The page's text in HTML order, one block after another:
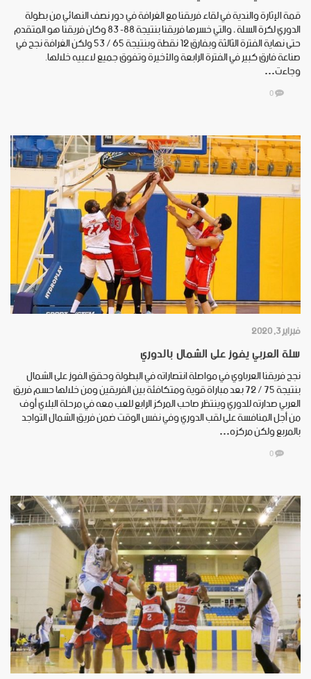
قمة الإثارة والندية في لقاء فريقنا مع الغرافة في دور نصف النهائي من بطولة
الدوري لكرة السلة ، والتي خسرها فريقنا بنتيجة 88- 83 وكان فريقنا هو المتقدم
حتى نهاية الفترة الثالثة وبفارق 12 نقطة وبنتيجة 65 /‏ 53 ولكن الغرافة نجح في
صناعة فارق كبير في الفترة الرابعة والأخيرة وتفوق جميع لاعبيه خلالها.
وجاءت…
0
فبراير 3, 2020
سلة العربي يفوز على الشمال بالدوري
نجح فريقنا العرباوي في مواصلة انتصاراته في البطولة وحقق الفوز على الشمال
بنتيجة 75 /‏‏‏ 72 بعد مباراة قوية ومتكافئة بين الفريقين ومن خلالها حسم فريق
العربي صدارته للدوري وينتظر صاحب المركز الرابع للعب معه في مرحلة البلاي أوف
من أجل المنافسة على لقب الدوري وفي نفس الوقت ضمن فريق الشمال التواجد
بالمربع ولكن مركزه…
0